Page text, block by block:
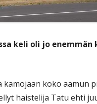
keli oli jo enemmän
kamojaan koko aamun
haistelija Tatu ehti